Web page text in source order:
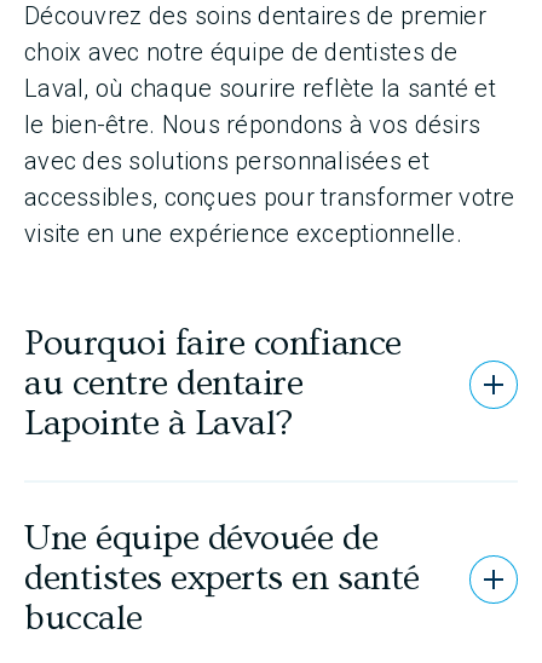
Découvrez des soins dentaires de premier
choix avec notre équipe de dentistes de
Laval, où chaque sourire reflète la santé et
le bien-être. Nous répondons à vos désirs
avec des solutions personnalisées et
accessibles, conçues pour transformer votre
visite en une expérience exceptionnelle.
Pourquoi faire confiance
au centre dentaire
Lapointe à Laval?
Ouvrir
professionnels dentaires à Laval, c’est choisir
des professionnels dévoués à votre santé
buccodentaire. Nos experts sont hautement
qualifiés et engagés dans une formation
Une équipe dévouée de
dentistes experts en santé
buccale
Ouvrir